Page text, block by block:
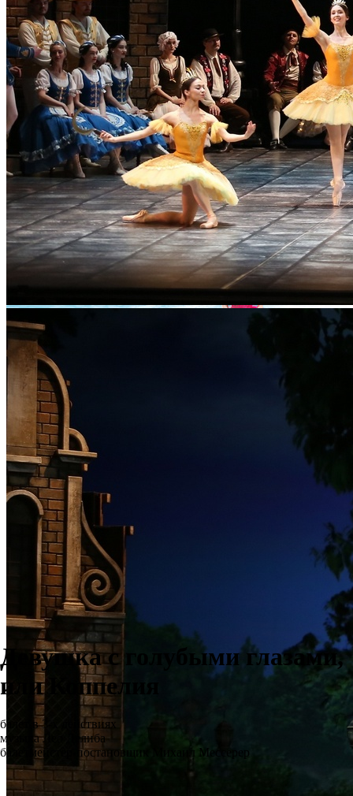
Девушка с голубыми глазами,
или Коппелия
балет в 3-х действиях
музыка Лео Делиба
балетмейстер-постановщик Михаил Мессерер